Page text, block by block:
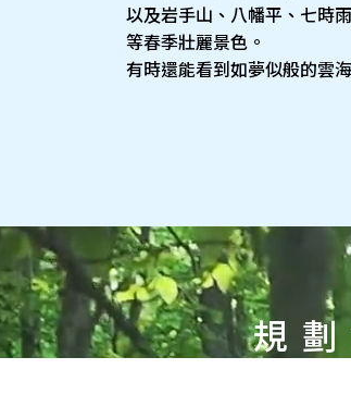
以及岩手山、八幡平、七時
等春季壯麗景色。
有時還能看到如夢似般的雲
規